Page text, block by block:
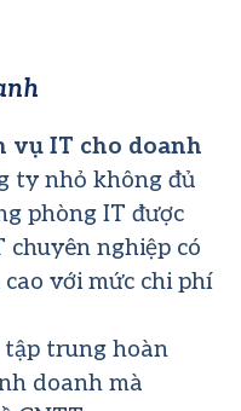
vụ IT cho doanh
ty nhỏ không đủ
phòng IT được
chuyên nghiệp có
với mức chi phí
tập trung hoàn
doanh mà